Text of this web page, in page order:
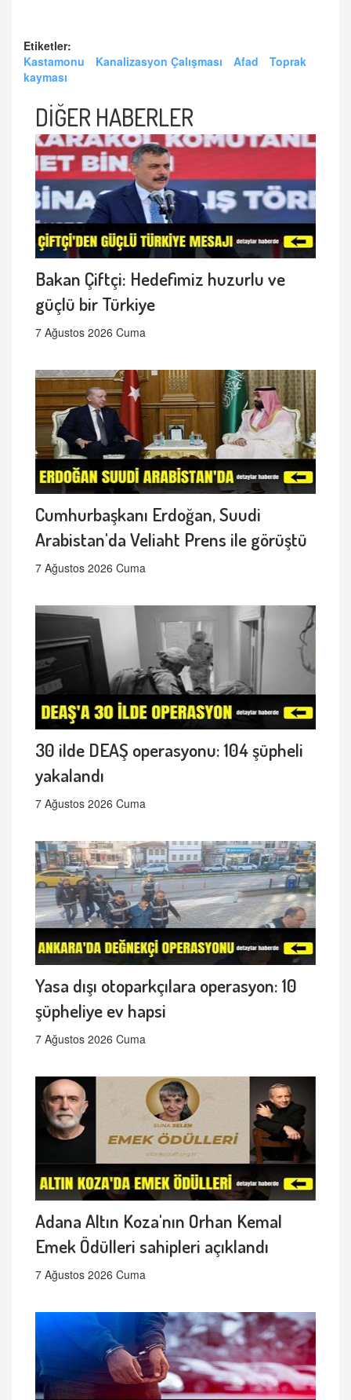
Etiketler:
Kastamonu
Kanalizasyon Çalışması Afad
Toprak
kayması
DİĞER HABERLER
Bakan Çiftçi: Hedefimiz huzurlu ve
güçlü bir Türkiye
7 Ağustos 2026 Cuma
Cumhurbaşkanı Erdoğan, Suudi
Arabistan'da Veliaht Prens ile görüştü
7 Ağustos 2026 Cuma
30 ilde DEAŞ operasyonu: 104 şüpheli
yakalandı
7 Ağustos 2026 Cuma
Yasa dışı otoparkçılara operasyon: 10
şüpheliye ev hapsi
7 Ağustos 2026 Cuma
Adana Altın Koza'nın Orhan Kemal
Emek Ödülleri sahipleri açıklandı
7 Ağustos 2026 Cuma